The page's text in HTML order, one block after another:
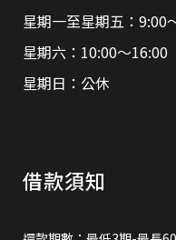
星期一至星期五：9:00
星期六：10:00～16:00
星期日：公休
借款須知